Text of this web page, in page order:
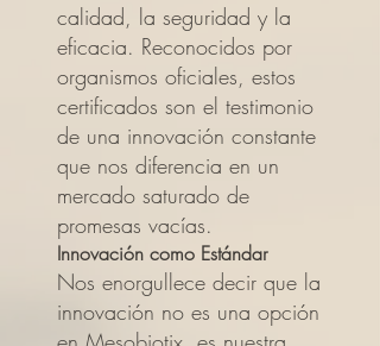
calidad, la seguridad y la
eficacia. Reconocidos por
organismos oficiales, estos
certificados son el testimonio
de una innovación constante
que nos diferencia en un
mercado saturado de
promesas vacías.
Innovación como Estándar
Nos enorgullece decir que la
innovación no es una opción